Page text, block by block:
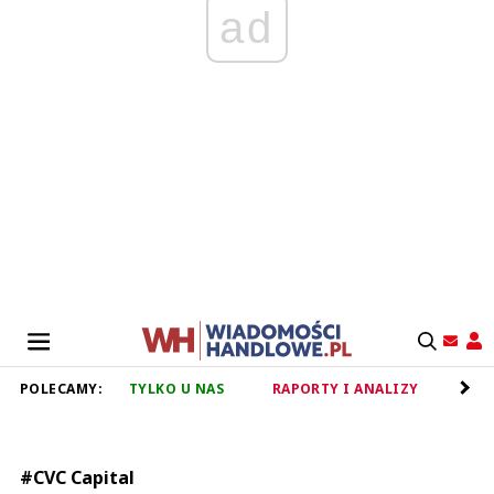
ad
POLECAMY: TYLKO U NAS RAPORTY I ANALIZY
#CVC Capital